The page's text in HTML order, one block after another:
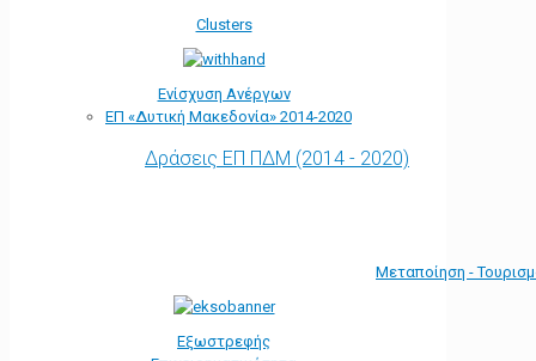
Clusters
Ενίσχυση Ανέργων
ΕΠ «Δυτική Μακεδονία» 2014-2020
Δράσεις ΕΠ ΠΔΜ (2014 - 2020)
Μεταποίηση -
Εξωστρεφής